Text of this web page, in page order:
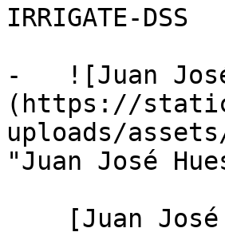
IRRIGATE-DSS
-   ![Juan
(https://
uploads/
"Juan José